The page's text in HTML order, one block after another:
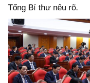
Tổng Bí thư nêu rõ.